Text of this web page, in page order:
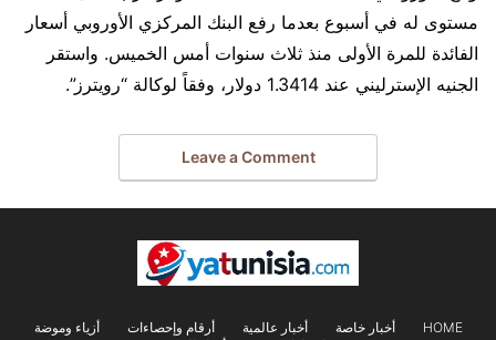
مستوى له في أسبوع بعدما رفع البنك المركزي الأوروبي أسعار
الفائدة للمرة الأولى منذ ثلاث سنوات أمس الخميس. واستقر
الجنيه الإسترليني عند 1.3414 دولار، وفقاً لوكالة “رويترز”.
Leave a Comment
HOME أخبار خاصة أخبار عالمية أرقام وإحصاءات
أزياء وموضة